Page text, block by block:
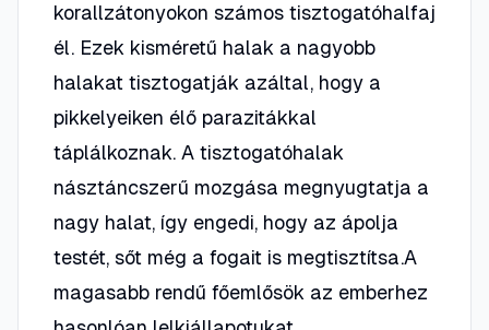
korallzátonyokon számos tisztogatóhalfaj
él. Ezek kisméretű halak a nagyobb
halakat tisztogatják azáltal, hogy a
pikkelyeiken élő parazitákkal
táplálkoznak. A tisztogatóhalak
násztáncszerű mozgása megnyugtatja a
nagy halat, így engedi, hogy az ápolja
testét, sőt még a fogait is megtisztítsa.A
magasabb rendű főemlősök az emberhez